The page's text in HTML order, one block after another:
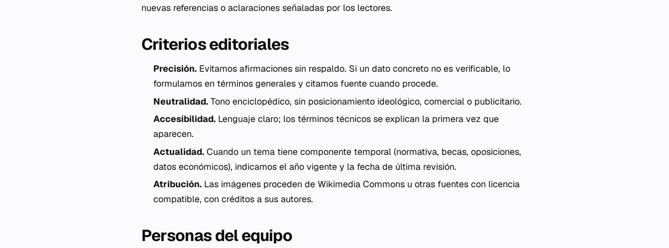
nuevas referencias o aclaraciones señaladas por los lectores.
Criterios editoriales
Precisión. Evitamos afirmaciones sin respaldo. Si un dato concreto no es verificable, lo
formulamos en términos generales y citamos fuente cuando procede.
Neutralidad. Tono enciclopédico, sin posicionamiento ideológico, comercial o publicitario.
Accesibilidad. Lenguaje claro; los términos técnicos se explican la primera vez que
aparecen.
Actualidad. Cuando un tema tiene componente temporal (normativa, becas, oposiciones,
datos económicos), indicamos el año vigente y la fecha de última revisión.
Atribución. Las imágenes proceden de Wikimedia Commons u otras fuentes con licencia
compatible, con créditos a sus autores.
Personas del equipo